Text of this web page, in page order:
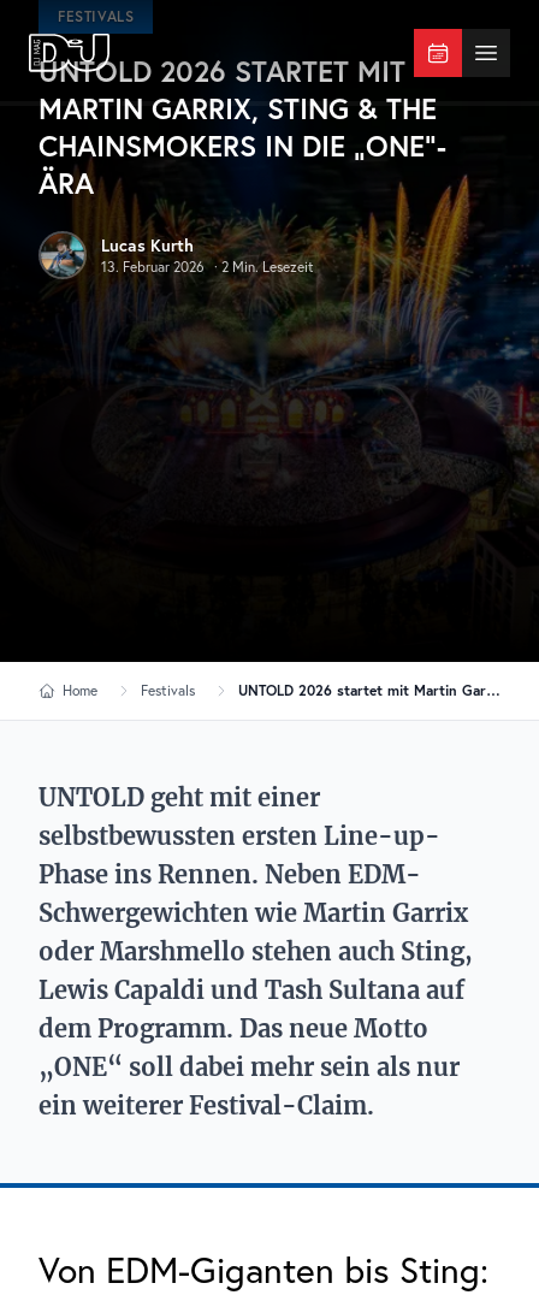
Zum Hauptinhalt springen
DJ Mag Germany Menü
FESTIVALS
UNTOLD 2026 STARTET MIT
MARTIN GARRIX, STING & THE
CHAINSMOKERS IN DIE „ONE“-
ÄRA
Lucas Kurth
13. Februar 2026 ·2 Min. Lesezeit
Home Festivals UNTOLD 2026 startet mit Martin Garrix, Sting & The Chainsmokers in die „ONE“-Ära
UNTOLD geht mit einer
selbstbewussten ersten Line-up-
Phase ins Rennen. Neben EDM-
Schwergewichten wie Martin Garrix
oder Marshmello stehen auch Sting,
Lewis Capaldi und Tash Sultana auf
dem Programm. Das neue Motto
„ONE“ soll dabei mehr sein als nur
ein weiterer Festival-Claim.
Von EDM-Giganten bis Sting: